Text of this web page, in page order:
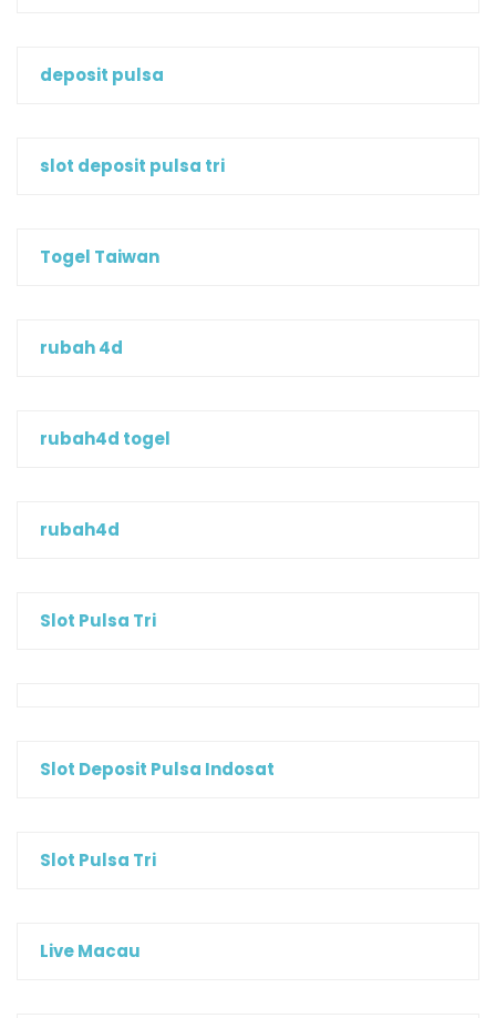
deposit pulsa
slot deposit pulsa tri
Togel Taiwan
rubah 4d
rubah4d togel
rubah4d
Slot Pulsa Tri
Slot Deposit Pulsa Indosat
Slot Pulsa Tri
Live Macau